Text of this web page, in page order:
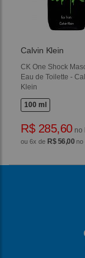
Calvin Klein
CK One Shock
Eau de Toilette -
Klein
100 ml
R$ 285,60no
ou 6x de R$ 56,00 no